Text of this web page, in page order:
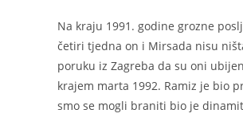
Na kraju 1991. godine grozne
četiri tjedna on i Mirsada nisu
poruku iz Zagreba da su oni
krajem marta 1992. Ramiz je bio
smo se mogli braniti bio je